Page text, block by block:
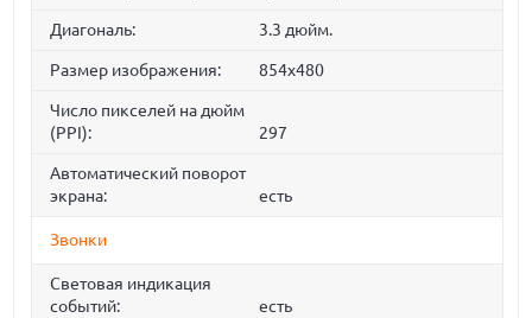
Диагональ: 3.3 дюйм.
Размер изображения: 854x480
Число пикселей на дюйм
(PPI):
297
Автоматический поворот
экрана:
есть
Звонки
Световая индикация
событий:
есть